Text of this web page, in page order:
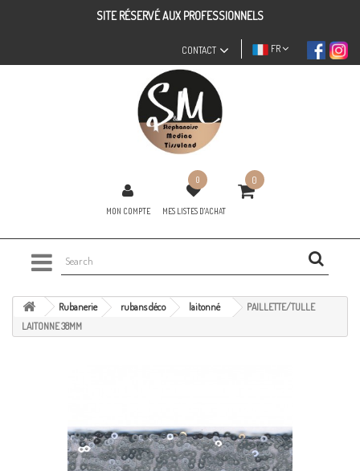
SITE RÉSERVÉ AUX PROFESSIONNELS
FR
CONTACT
MON COMPTE
0
MES LISTES D'ACHAT
0
Rubanerie rubans déco laitonné
PAILLETTE/TULLE
LAITONNE 38MM